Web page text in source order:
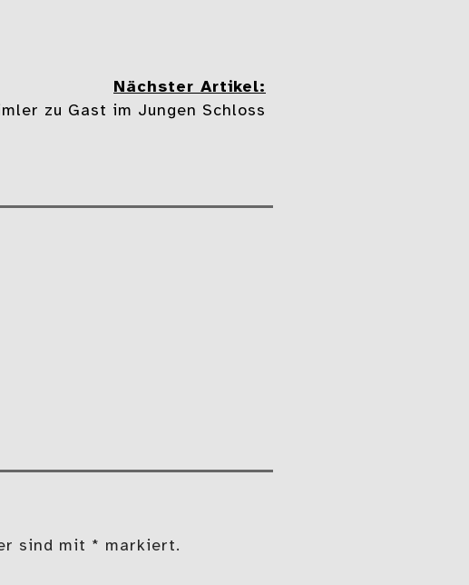
Nächster Artikel:
zu Gast im Jungen Schloss
sind mit * markiert.